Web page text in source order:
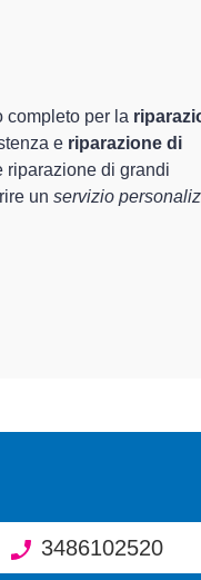
nel territorio di
il ripristino
sugli
3486102520